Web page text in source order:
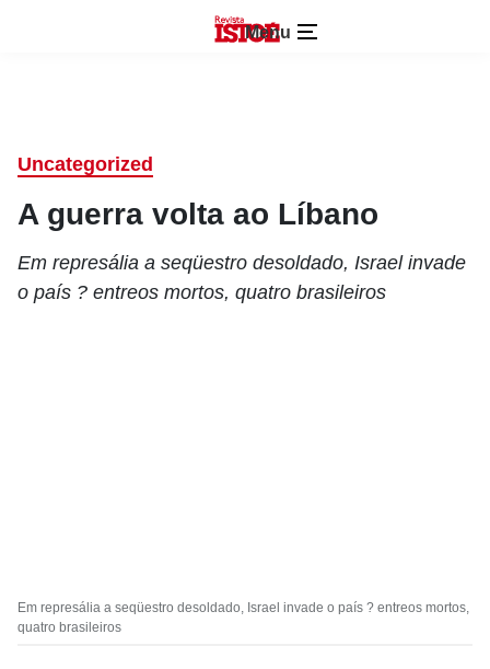
Menu
Uncategorized
A guerra volta ao Líbano
Em represália a seqüestro desoldado, Israel invade
o país ? entreos mortos, quatro brasileiros
Em represália a seqüestro desoldado, Israel invade o país ? entreos mortos,
quatro brasileiros